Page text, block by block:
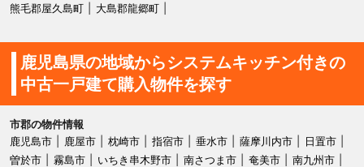
熊毛郡屋久島町
大島郡龍郷町
鹿児島県の地域からシステムキッチン付きの
中古一戸建て購入物件を探す
市郡の物件情報
鹿児島市
鹿屋市 枕崎市 指宿市 垂水市 薩摩川内市
日置市
曽於市
霧島市 いちき串木野市 南さつま市 奄美市
南九州市